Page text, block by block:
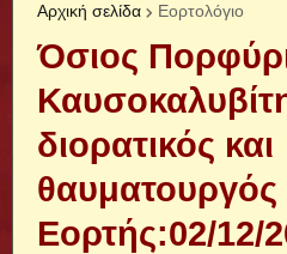
Αρχική σελίδα Εορτολόγιο
Όσιος
διορατικός και
Εορτής:02/12/